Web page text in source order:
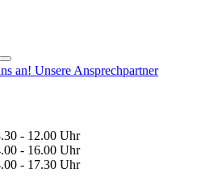
an! Unsere Ansprechpartner
- 12.00 Uhr
- 16.00 Uhr
- 17.30 Uhr